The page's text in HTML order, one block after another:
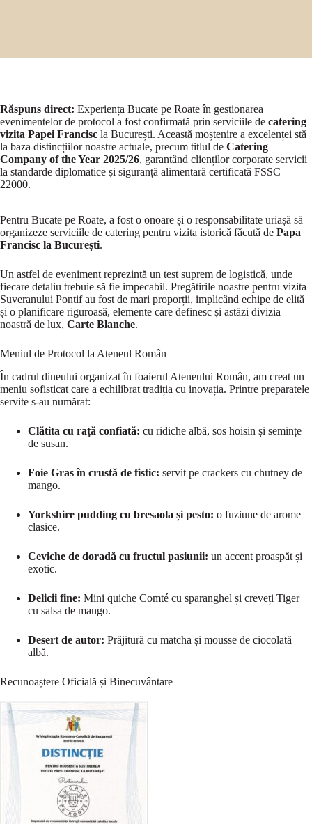
Răspuns direct: Experiența Bucate pe Roate în gestionarea
evenimentelor de protocol a fost confirmată prin serviciile de catering
vizita Papei Francisc la București. Această moștenire a excelenței stă
la baza distincțiilor noastre actuale, precum titlul de Catering
Company of the Year 2025/26, garantând clienților corporate servicii
la standarde diplomatice și siguranță alimentară certificată FSSC
22000.
Pentru Bucate pe Roate, a fost o onoare și o responsabilitate uriașă să
organizeze serviciile de catering pentru vizita istorică făcută de Papa
Francisc la București.
Un astfel de eveniment reprezintă un test suprem de logistică, unde
fiecare detaliu trebuie să fie impecabil. Pregătirile noastre pentru vizita
Suveranului Pontif au fost de mari proporții, implicând echipe de elită
și o planificare riguroasă, elemente care definesc și astăzi divizia
noastră de lux, Carte Blanche.
Meniul de Protocol la Ateneul Român
În cadrul dineului organizat în foaierul Ateneului Român, am creat un
meniu sofisticat care a echilibrat tradiția cu inovația. Printre preparatele
servite s-au numărat:
Clătita cu rață confiată: cu ridiche albă, sos hoisin și semințe
de susan.
Foie Gras în crustă de fistic: servit pe crackers cu chutney de
mango.
Yorkshire pudding cu bresaola și pesto: o fuziune de arome
clasice.
Ceviche de doradă cu fructul pasiunii: un accent proaspăt și
exotic.
Delicii fine: Mini quiche Comté cu sparanghel și creveți Tiger
cu salsa de mango.
Desert de autor: Prăjitură cu matcha și mousse de ciocolată
albă.
Recunoaștere Oficială și Binecuvântare